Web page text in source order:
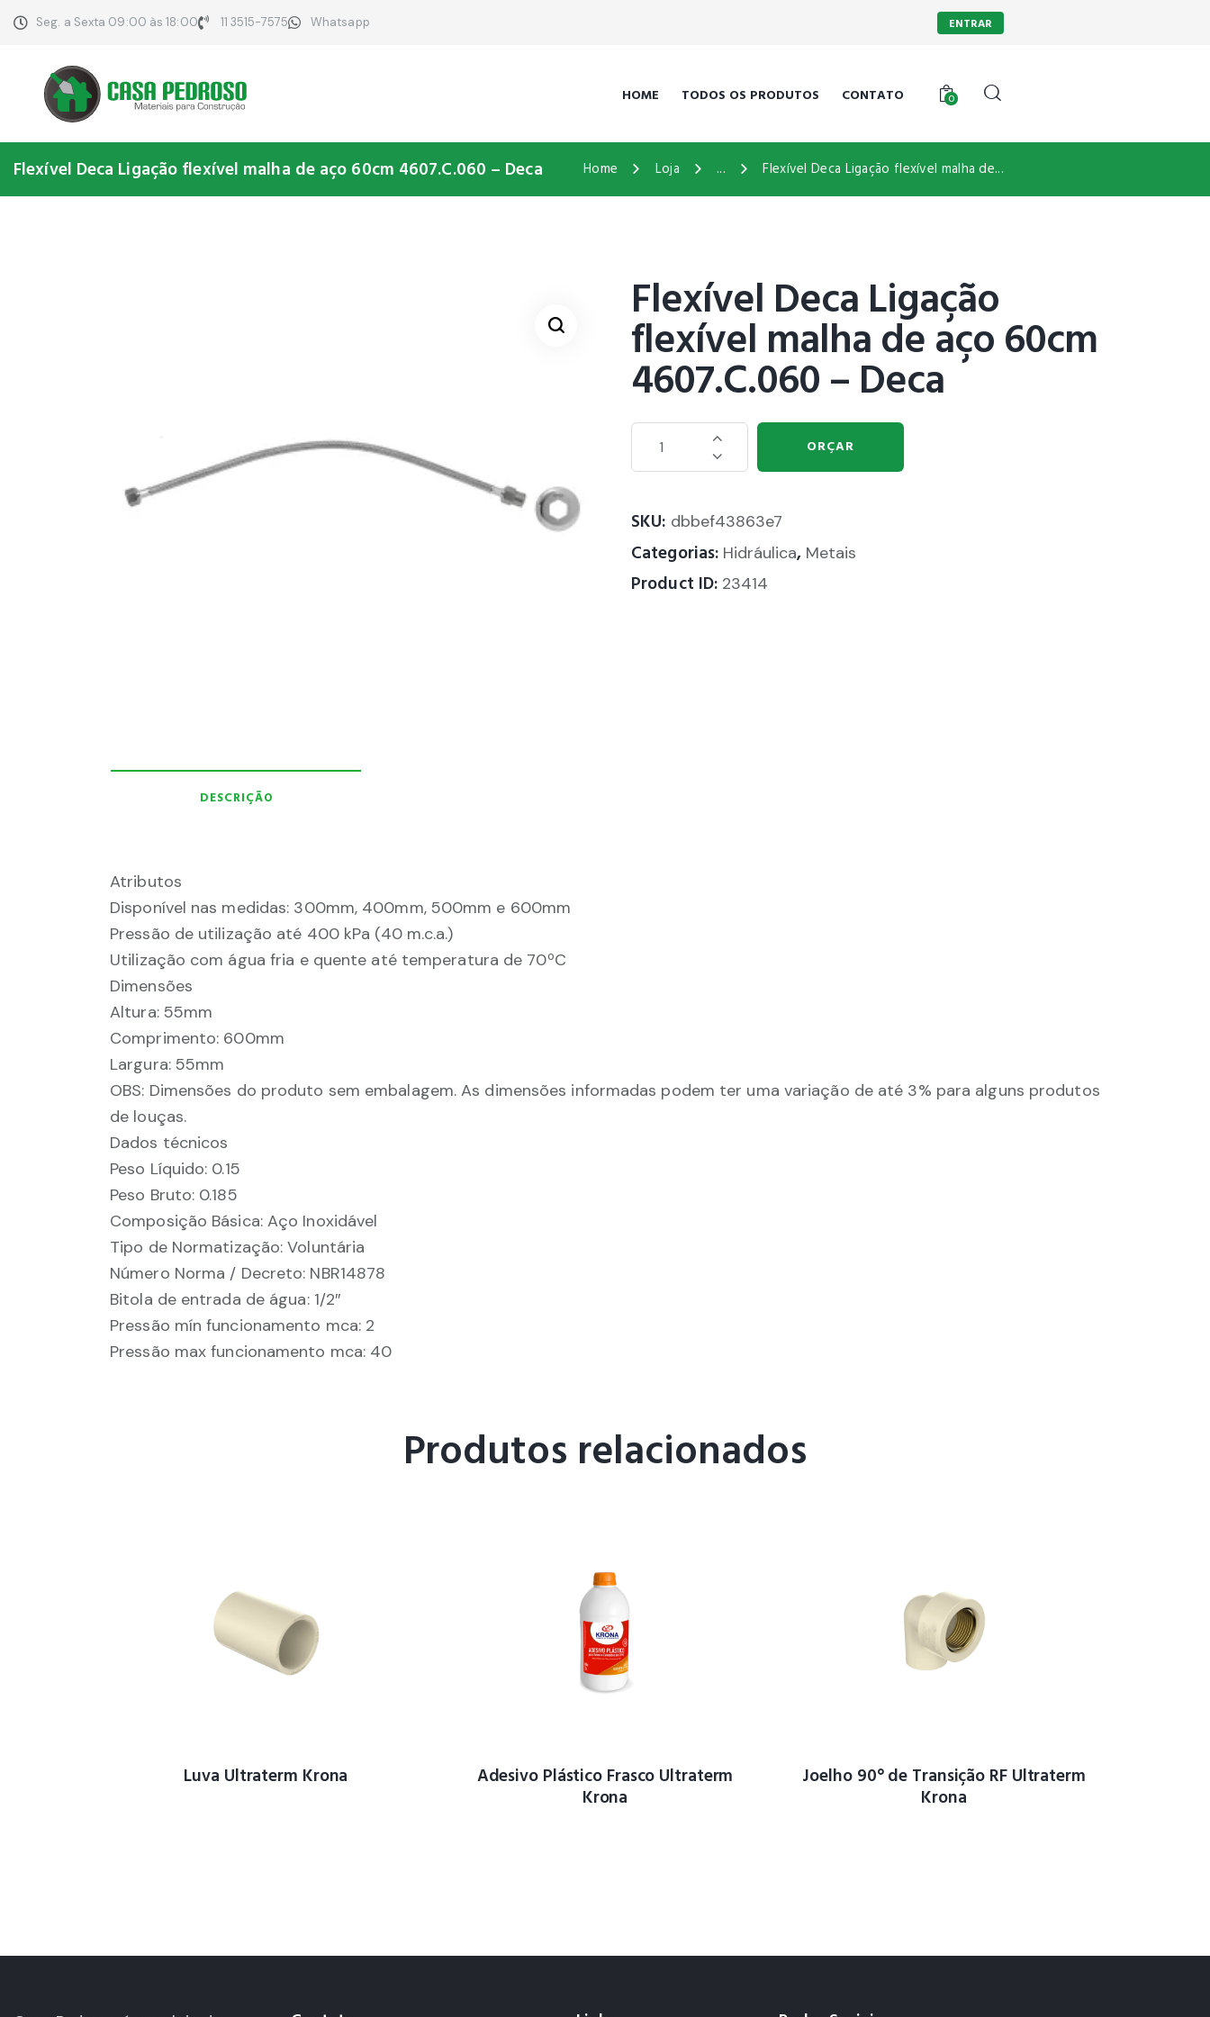
Seg. a Sexta 09:00 às 18:00 11 3515-7575 Whatsapp ENTRAR
HOME TODOS OS PRODUTOS CONTATO 0
Flexível Deca Ligação flexível malha de aço 60cm 4607.C.060 – Deca Home Loja ... Flexível Deca Ligação flexível malha de...
Flexível Deca Ligação
flexível malha de aço 60cm
4607.C.060 – Deca
ORÇAR
SKU: dbbef43863e7
Categorias: Hidráulica, Metais
Product ID: 23414
DESCRIÇÃO
Atributos
Disponível nas medidas: 300mm, 400mm, 500mm e 600mm
Pressão de utilização até 400 kPa (40 m.c.a.)
Utilização com água fria e quente até temperatura de 70ºC
Dimensões
Altura: 55mm
Comprimento: 600mm
Largura: 55mm
OBS: Dimensões do produto sem embalagem. As dimensões informadas podem ter uma variação de até 3% para alguns produtos
de louças.
Dados técnicos
Peso Líquido: 0.15
Peso Bruto: 0.185
Composição Básica: Aço Inoxidável
Tipo de Normatização: Voluntária
Número Norma / Decreto: NBR14878
Bitola de entrada de água: 1/2″
Pressão mín funcionamento mca: 2
Pressão max funcionamento mca: 40
Produtos relacionados
Luva Ultraterm Krona
Adesivo Plástico Frasco Ultraterm
Krona
Joelho 90° de Transição RF Ultraterm
Krona